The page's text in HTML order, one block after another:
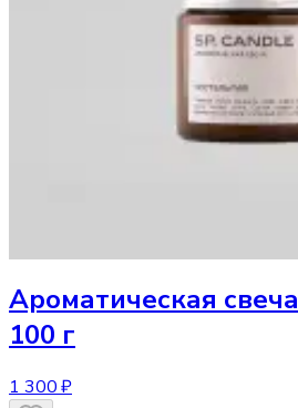
Ароматическая свеча
100 г
1 300 ₽